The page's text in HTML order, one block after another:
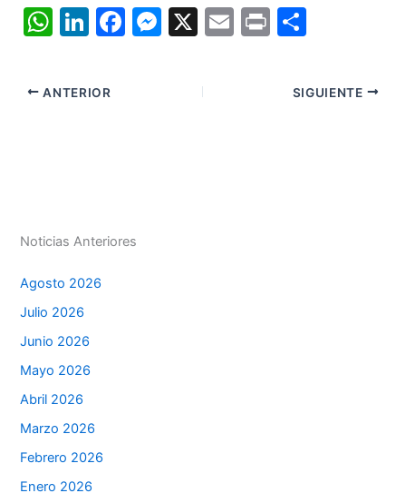
W
at
s
Li
k
e
F
M X
E
Pr
m
p
ANTERIOR SIGUIENTE
Noticias Anteriores
Agosto 2026
Julio 2026
Junio 2026
Mayo 2026
Abril 2026
Marzo 2026
Febrero 2026
Enero 2026